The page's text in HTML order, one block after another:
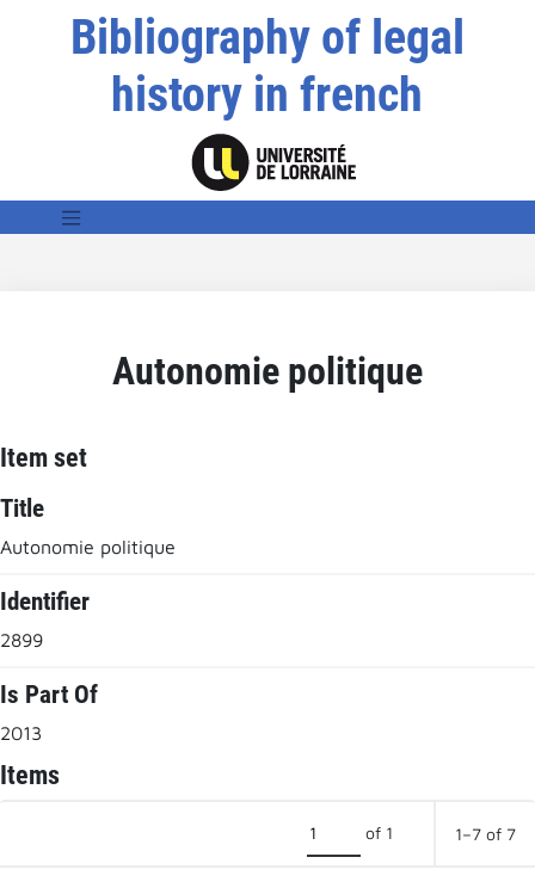
Bibliography of legal
history in french
Autonomie politique
Item set
Title
Autonomie politique
Identifier
2899
Is Part Of
2013
Items
of 1 1–7 of 7